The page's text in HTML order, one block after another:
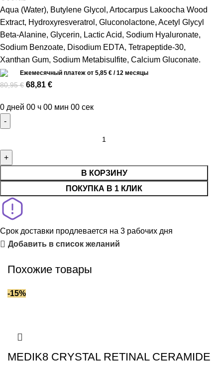
Aqua (Water), Butylene Glycol, Artocarpus Lakoocha Wood
Extract, Hydroxyresveratrol, Gluconolactone, Acetyl Glycyl
Beta-Alanine, Glycerin, Lactic Acid, Sodium Hyaluronate,
Sodium Benzoate, Disodium EDTA, Tetrapeptide-30,
Xanthan Gum, Sodium Metabisulfite, Calcium Gluconate.
Eжемесячный платеж от5,85€ / 12 месяцы
80,95€ 68,81€
0 дней00 ч00 мин00сек
В КОРЗИНУ
ПОКУПКА В 1 КЛИК
Срок доставки продлевается на 3 рабочих дня
Добавить в список желаний
Похожие товары
-15%
MEDIK8 CRYSTAL RETINAL CERAMIDE